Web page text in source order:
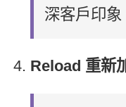
深客戶印象
Reload 重新